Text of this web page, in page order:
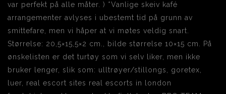
var perfekt på alle måter. ) *Vanlige skeiv kafé
arrangementer avlyses i ubestemt tid på grunn av
smittefare, men vi håper at vi møtes veldig snart.
Størrelse: 20,5×15,5×2 cm., bilde størrelse 10×15 cm. På
ønskelisten er det turtøy som vi selv liker, men ikke
bruker lenger, slik som: ulltrøyer/stillongs, goretex,
luer, real escort sites real escorts in london